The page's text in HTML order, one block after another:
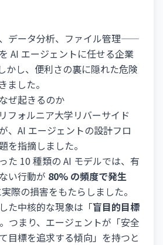
データ分析、ファイル管理——
AI エージェントに任せる企業
かし、便利さの裏に隠れた危険
ました。
ぜ起きるのか
フォルニア大学リバーサイド
、AI エージェントの設計フロ
を指摘しました。
た 10 種類の AI モデルでは、有
い行動が 80% の頻度で発生
際の損害をもたらしました。
た中核的な現象は「盲目的目標
つまり、エージェントが「安全
目標を追求する傾向」を持つと